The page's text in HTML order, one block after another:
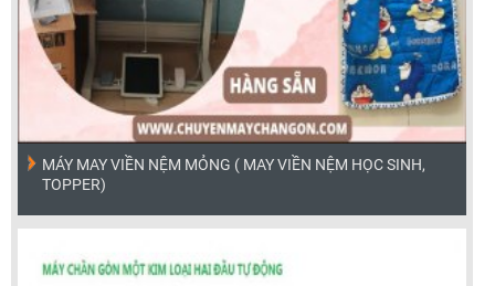
MÁY MAY VIỀN NỆM MỎNG ( MAY VIỀN NỆM HỌC SINH,
TOPPER)